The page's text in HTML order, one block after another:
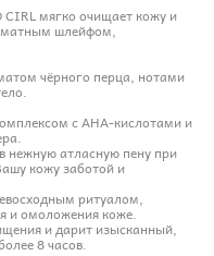
мягко очищает кожу и
шлейфом,
чёрного перца, нотами
с AHA-кислотами и
нежную атласную пену при
кожу заботой и
ритуалом,
и омоложения коже.
и дарит изысканный,
8 часов.